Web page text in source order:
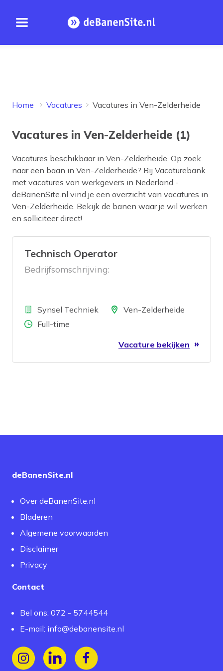
Open menu Homepage
Home Vacatures Vacatures in Ven-Zelderheide
Vacatures in Ven-Zelderheide (1)
Vacatures beschikbaar in Ven-Zelderheide. Op zoek
naar een baan in Ven-Zelderheide? Bij Vacaturebank
met vacatures van werkgevers in Nederland -
deBanenSite.nl vind je een overzicht van vacatures in
Ven-Zelderheide. Bekijk de banen waar je wil werken
en solliciteer direct!
Technisch Operator
Bedrijfsomschrijving:
BedrijfSynsel Techniek LocatieVen-Zelderheide
Aantal uren
Full-time
Vacature bekijken
deBanenSite.nl
Over deBanenSite.nl
Bladeren
Algemene voorwaarden
Disclaimer
Privacy
Contact
Bel ons: 072 - 5744544
E-mail: info@debanensite.nl